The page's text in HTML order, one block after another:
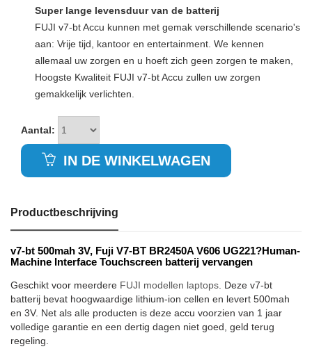
Super lange levensduur van de batterij
FUJI v7-bt Accu kunnen met gemak verschillende scenario's
aan: Vrije tijd, kantoor en entertainment. We kennen
allemaal uw zorgen en u hoeft zich geen zorgen te maken,
Hoogste Kwaliteit FUJI v7-bt Accu zullen uw zorgen
gemakkelijk verlichten.
Aantal:
IN DE WINKELWAGEN
Productbeschrijving
v7-bt 500mah 3V, Fuji V7-BT BR2450A V606 UG221?Human-
Machine Interface Touchscreen batterij vervangen
Geschikt voor meerdere FUJI modellen laptops . Deze v7-bt
batterij bevat hoogwaardige lithium-ion cellen en levert 500mah
en 3V. Net als alle producten is deze accu voorzien van 1 jaar
volledige garantie en een dertig dagen niet goed, geld terug
regeling.